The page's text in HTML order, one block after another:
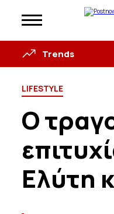
Trends
LIFESTYLE
Ο
Ελύτη